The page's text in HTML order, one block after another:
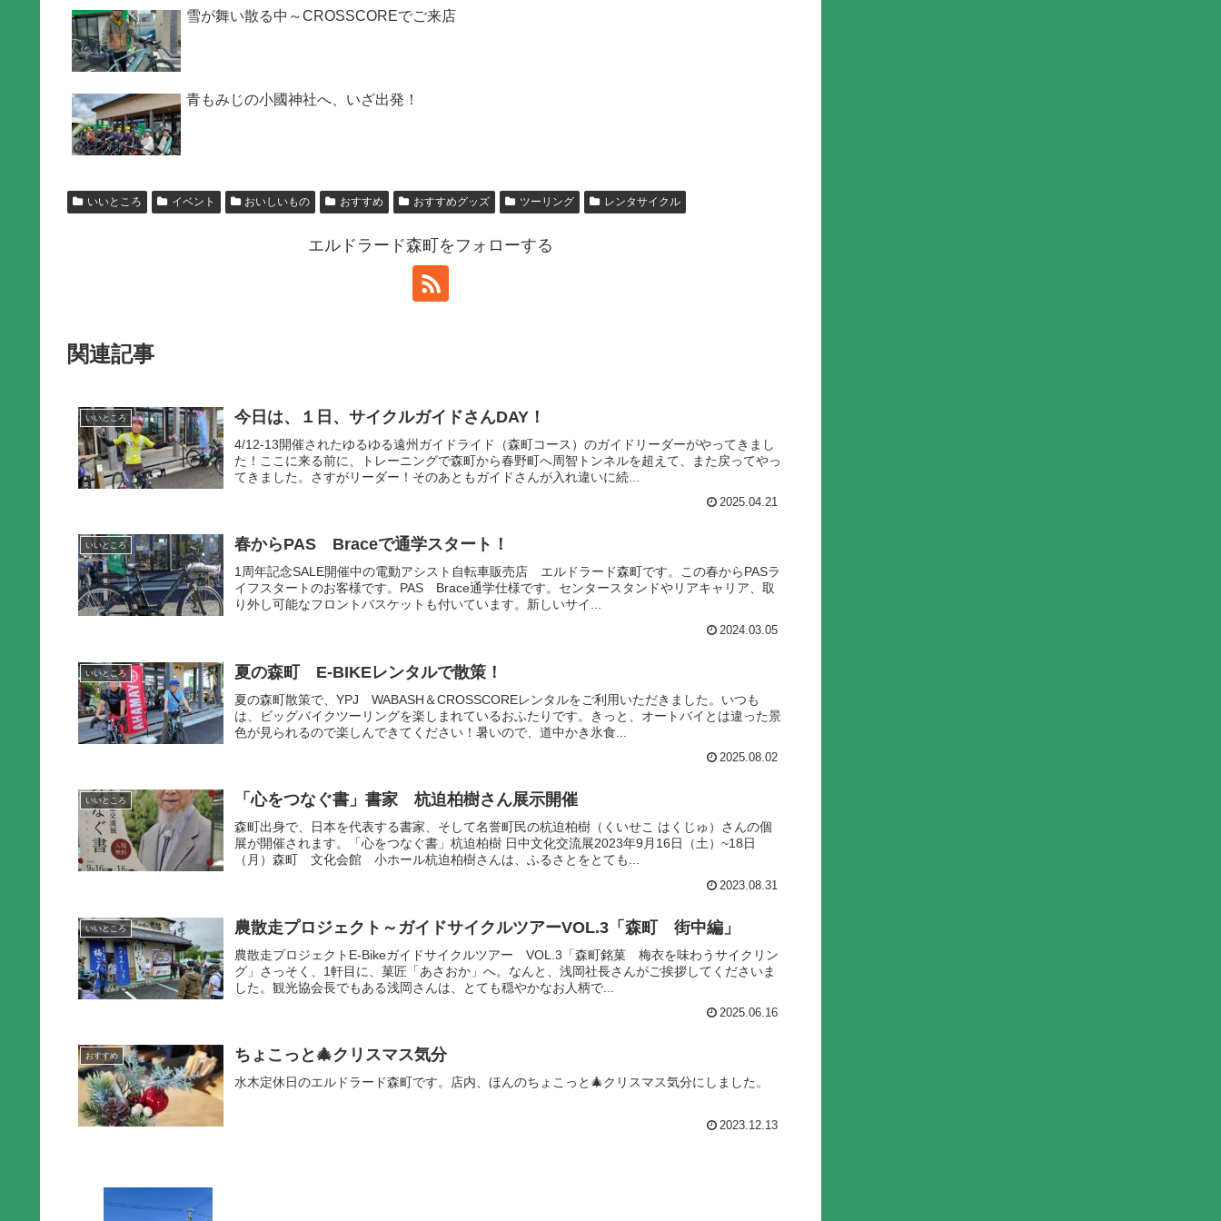
雪が舞い散る中～CROSSCOREでご来店
青もみじの小國神社へ、いざ出発！
いいところ イベント おいしいもの おすすめ おすすめグッズ ツーリング レンタサイクル
エルドラード森町をフォローする
関連記事
いいところ 今日は、１日、サイクルガイドさんDAY！
4/12-13開催されたゆるゆる遠州ガイドライド（森町コース）のガイドリーダーがやってきまし
た！ここに来る前に、トレーニングで森町から春野町へ周智トンネルを超えて、また戻ってやっ
てきました。さすがリーダー！そのあともガイドさんが入れ違いに続...
2025.04.21
いいところ 春からPAS Braceで通学スタート！
1周年記念SALE開催中の電動アシスト自転車販売店 エルドラード森町です。この春からPASラ
イフスタートのお客様です。PAS Brace通学仕様です。センタースタンドやリアキャリア、取
り外し可能なフロントバスケットも付いています。新しいサイ...
2024.03.05
いいところ 夏の森町 E-BIKEレンタルで散策！
夏の森町散策で、YPJ WABASH＆CROSSCOREレンタルをご利用いただきました。いつも
は、ビッグバイクツーリングを楽しまれているおふたりです。きっと、オートバイとは違った景
色が見られるので楽しんできてください！暑いので、道中かき氷食...
2025.08.02
いいところ 「心をつなぐ書」書家 杭迫柏樹さん展示開催
森町出身で、日本を代表する書家、そして名誉町民の杭迫柏樹（くいせこ はくじゅ）さんの個
展が開催されます。「心をつなぐ書」杭迫柏樹 日中文化交流展2023年9月16日（土）~18日
（月）森町 文化会館 小ホール杭迫柏樹さんは、ふるさとをとても...
2023.08.31
いいところ 農散走プロジェクト～ガイドサイクルツアーVOL.3「森町 街中編」
農散走プロジェクトE-Bikeガイドサイクルツアー VOL.3「森町銘菓 梅衣を味わうサイクリン
グ」さっそく、1軒目に、菓匠「あさおか」へ。なんと、浅岡社長さんがご挨拶してくださいま
した。観光協会長でもある浅岡さんは、とても穏やかなお人柄で...
2025.06.16
おすすめ ちょこっと🎄クリスマス気分
水木定休日のエルドラード森町です。店内、ほんのちょこっと🎄クリスマス気分にしました。
2023.12.13